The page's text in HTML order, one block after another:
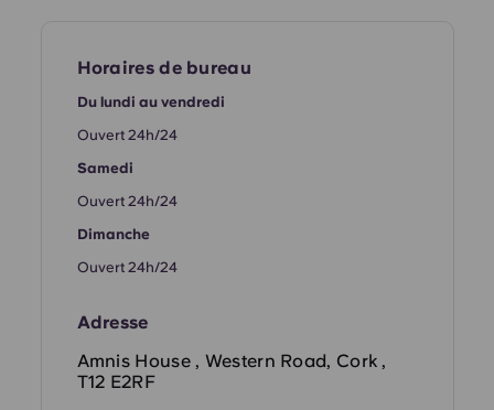
French
Horaires de bureau
Du lundi au vendredi
Ouvert 24h/24
Samedi
Ouvert 24h/24
Dimanche
Ouvert 24h/24
Adresse
Amnis House , Western Road, Cork ,
T12 E2RF